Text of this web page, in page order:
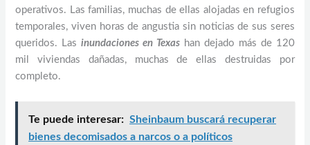
operativos. Las familias, muchas de ellas alojadas en refugios
temporales, viven horas de angustia sin noticias de sus seres
queridos. Lasinundaciones en Texas han dejado más de 120
mil viviendas dañadas, muchas de ellas destruidas por
completo.
Te puede interesar: Sheinbaum buscará recuperar
bienes decomisados a narcos o a políticos